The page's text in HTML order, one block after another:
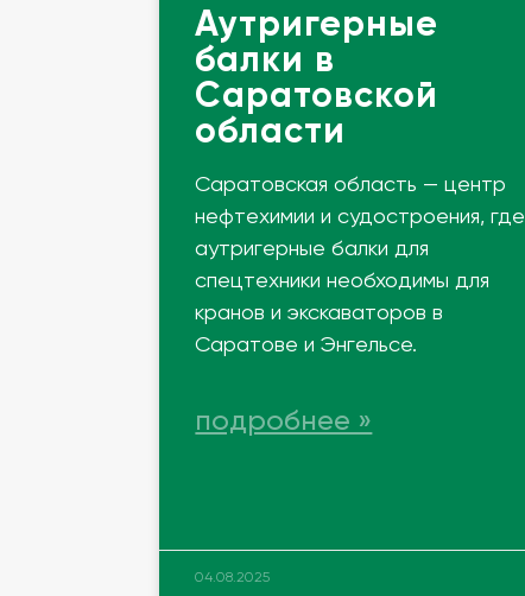
Аутригерные
балки в
Саратовской
области
Саратовская область — центр
нефтехимии и судостроения, где
аутригерные балки для
спецтехники необходимы для
кранов и экскаваторов в
Саратове и Энгельсе.
подробнее »
04.08.2025